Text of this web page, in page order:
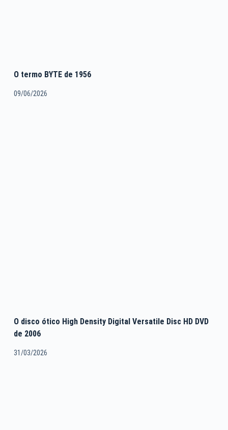
O termo BYTE de 1956
09/06/2026
O disco ótico High Density Digital Versatile Disc HD DVD
de 2006
31/03/2026